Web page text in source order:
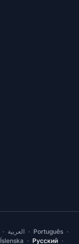
· العربية · Português ·
Íslenska · Русский ·